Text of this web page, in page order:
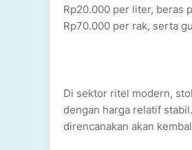
Rp20.000 per liter, beras
Rp70.000 per rak, serta
Di sektor ritel modern,
dengan harga relatif
direncanakan akan